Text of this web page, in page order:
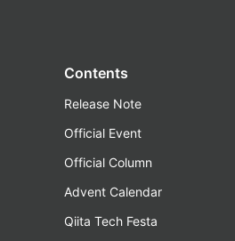
Contents
Release Note
Official Event
Official Column
Advent Calendar
Qiita Tech Festa